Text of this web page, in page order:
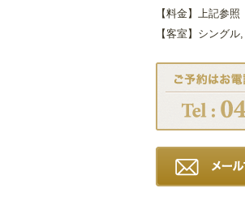
【料金】上記参照
【客室】シング